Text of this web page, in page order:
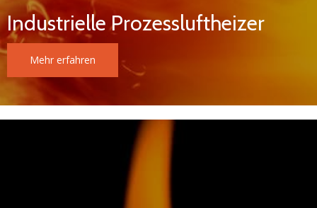
Industrielle Prozessluftheizer
Mehr erfahren